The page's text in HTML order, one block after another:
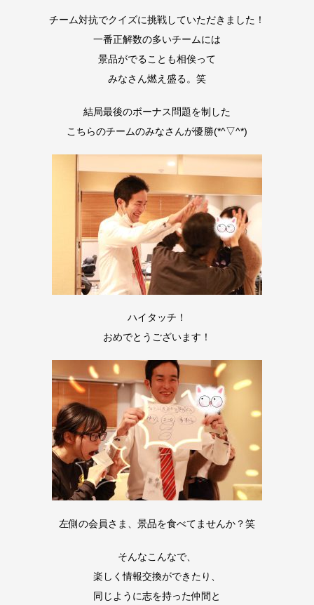
チーム対抗でクイズに挑戦していただきました！
一番正解数の多いチームには
景品がでることも相俟って
みなさん燃え盛る。笑
結局最後のボーナス問題を制した
こちらのチームのみなさんが優勝(*^▽^*)
ハイタッチ！
おめでとうございます！
左側の会員さま、景品を食べてませんか？笑
そんなこんなで、
楽しく情報交換ができたり、
同じように志を持った仲間と